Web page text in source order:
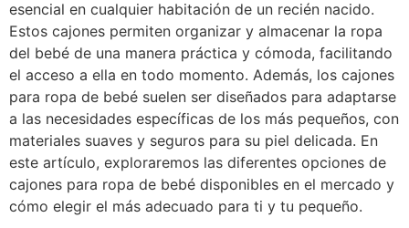
esencial en cualquier habitación de un recién nacido.
Estos cajones permiten organizar y almacenar la ropa
del bebé de una manera práctica y cómoda, facilitando
el acceso a ella en todo momento. Además, los cajones
para ropa de bebé suelen ser diseñados para adaptarse
a las necesidades específicas de los más pequeños, con
materiales suaves y seguros para su piel delicada. En
este artículo, exploraremos las diferentes opciones de
cajones para ropa de bebé disponibles en el mercado y
cómo elegir el más adecuado para ti y tu pequeño.